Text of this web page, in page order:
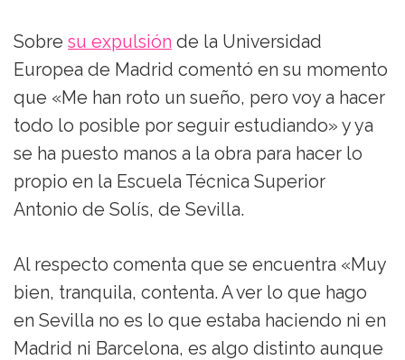
Sobre su expulsión de la Universidad
Europea de Madrid comentó en su momento
que «Me han roto un sueño, pero voy a hacer
todo lo posible por seguir estudiando» y ya
se ha puesto manos a la obra para hacer lo
propio en la Escuela Técnica Superior
Antonio de Solís, de Sevilla.
Al respecto comenta que se encuentra «Muy
bien, tranquila, contenta. A ver lo que hago
en Sevilla no es lo que estaba haciendo ni en
Madrid ni Barcelona, es algo distinto aunque